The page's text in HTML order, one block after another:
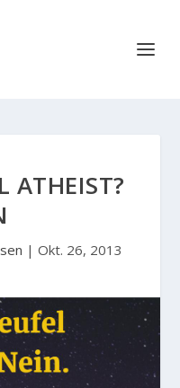
ATHEIST?
| Okt. 26, 2013